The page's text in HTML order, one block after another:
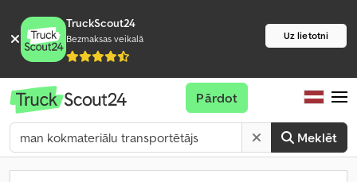
TruckScout24
Bezmaksas veikalā Uz lietotni
Meklēt
Pārdot